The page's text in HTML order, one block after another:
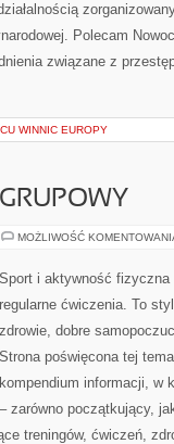
Polecam
związane z
WINNIC EUROPY
MOŻLIWOŚĆ
Sport i aktywność
regularne ćwiczenia. To
zdrowie, dobre
Strona poświęcona tej
kompendium informacji, w
– zarówno początkujący,
treningów, ćwiczeń,